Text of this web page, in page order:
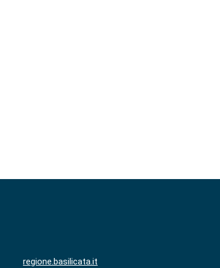
regione.basilicata.it